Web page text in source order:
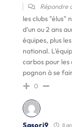
Répondre
les clubs "élus"
d'un ou 2 ans
équipes, plus
national.
carbos pour les
pognon à se
0
Sasori9 8